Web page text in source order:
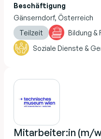
Beschäftigung
Gänserndorf, Österreich
Teilzeit
Bildung &
Soziale Dienste &
Mitarbeiter:in (m/